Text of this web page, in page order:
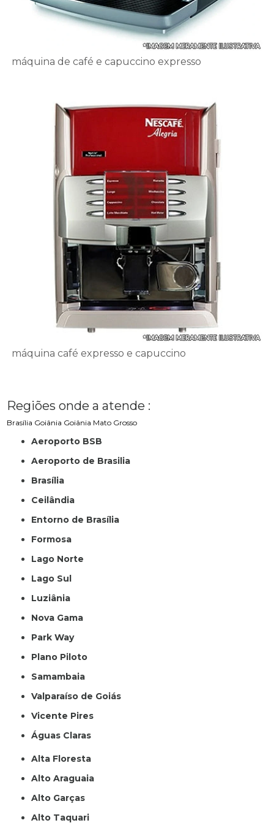
máquina de café e capuccino expresso
máquina café expresso e capuccino
Regiões onde a atende :
Brasília Goiânia Goiânia Mato Grosso
Aeroporto BSB
Aeroporto de Brasilia
Brasília
Ceilândia
Entorno de Brasília
Formosa
Lago Norte
Lago Sul
Luziânia
Nova Gama
Park Way
Plano Piloto
Samambaia
Valparaíso de Goiás
Vicente Pires
Águas Claras
Alta Floresta
Alto Araguaia
Alto Garças
Alto Taquari